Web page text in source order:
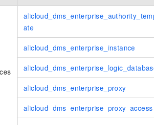
ate
alicloud_dms_enterprise_instance
alicloud_dms_enterprise_proxy
alicloud_dms_enterprise_proxy_access